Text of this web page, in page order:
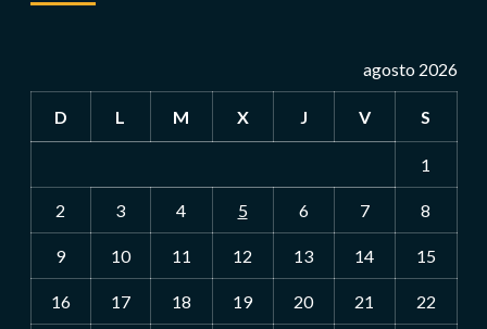
agosto 2026
D L M X J V S
1
2 3 4 5 6 7 8
9 10 11 12 13 14 15
16 17 18 19 20 21 22